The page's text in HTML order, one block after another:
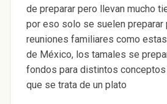
de preparar pero llevan mucho
por eso solo se suelen preparar
reuniones familiares como
de México, los tamales se
fondos para distintos conceptos
que se trata de un plato